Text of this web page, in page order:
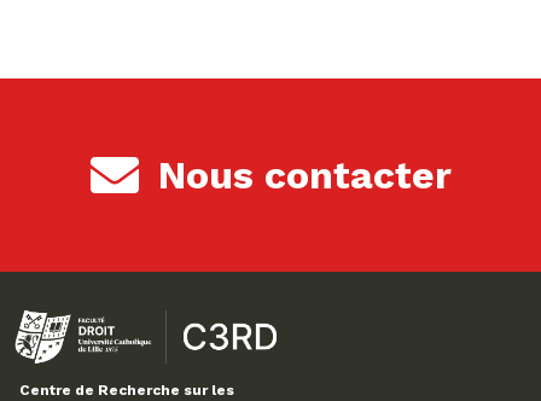
Nous contacter
Centre de Recherche sur les